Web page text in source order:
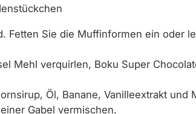
Fetten Sie die Muffinformen ein oder
Mehl verquirlen, Boku Super
Öl, Banane, Vanilleextrakt
Gabel vermischen.